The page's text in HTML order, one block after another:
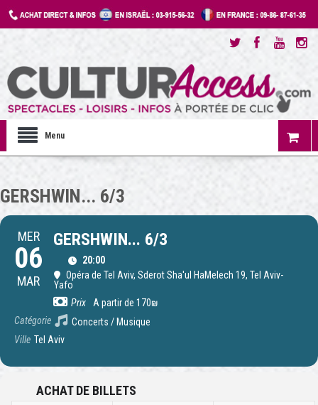
Menu
GERSHWIN... 6/3
MER
06
MAR
GERSHWIN... 6/3
20:00
Opéra de Tel Aviv, Sderot Sha'ul HaMelech 19, Tel Aviv-
Yafo
Prix
A partir de 170₪
Catégorie
Concerts / Musique
Ville Tel Aviv
ACHAT DE BILLETS